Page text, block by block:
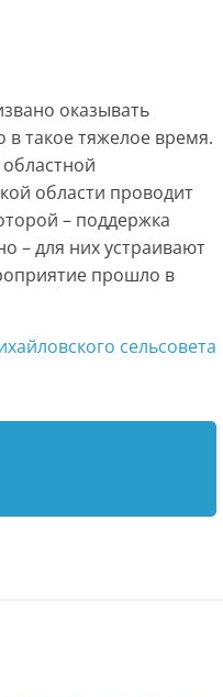
оказывать
такое тяжелое время.
области проводит
– поддержка
– для них устраивают
прошло в
сельсовета